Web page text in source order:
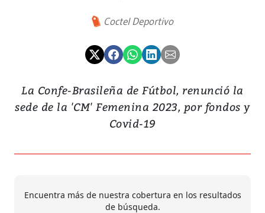
Coctel Deportivo
La Confe-Brasileña de Fútbol, renunció la
sede de la 'CM' Femenina 2023, por fondos y
Covid-19
Encuentra más de nuestra cobertura en los resultados
de búsqueda.